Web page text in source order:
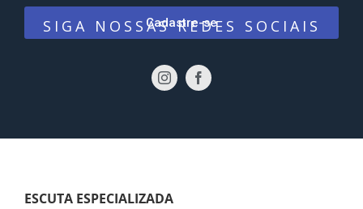
Cadastre-se
SIGA NOSSAS REDES SOCIAIS
ESCUTA ESPECIALIZADA